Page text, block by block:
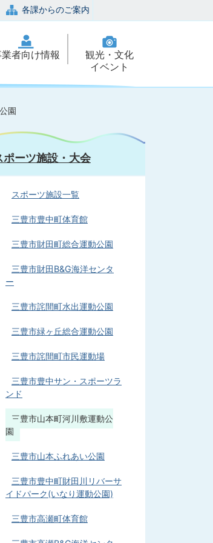
各課からのご案内
者向け情報
観光・文化
イベント
園
ポーツ施設・大会
スポーツ施設一覧
三豊市豊中町体育館
三豊市財田町総合運動公園
三豊市財田B&G海洋センタ
ー
三豊市詫間町水出運動公園
三豊市緑ヶ丘総合運動公園
三豊市詫間町市民運動場
三豊市豊中サン・スポーツラ
ンド
三豊市山本町河川敷運動公
園
三豊市山本ふれあい公園
三豊市豊中町財田川リバーサ
イドパーク(いなり運動公園)
三豊市高瀬町体育館